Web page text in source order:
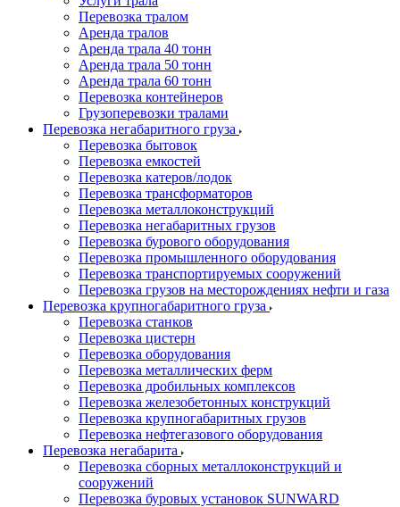
Перевозка тралом
Аренда тралов
Аренда трала 40 тонн
Аренда трала 50 тонн
Аренда трала 60 тонн
Перевозка контейнеров
Грузоперевозки тралами
Перевозка негабаритного груза
Перевозка бытовок
Перевозка емкостей
Перевозка катеров/лодок
Перевозка трансформаторов
Перевозка металлоконструкций
Перевозка негабаритных грузов
Перевозка бурового оборудования
Перевозка промышленного оборудования
Перевозка транспортируемых сооружений
Перевозка грузов на месторождениях нефти и газа
Перевозка крупногабаритного груза
Перевозка станков
Перевозка цистерн
Перевозка оборудования
Перевозка металлических ферм
Перевозка дробильных комплексов
Перевозка железобетонных конструкций
Перевозка крупногабаритных грузов
Перевозка нефтегазового оборудования
Перевозка негабарита
Перевозка сборных металлоконструкций и
сооружений
Перевозка буровых установок SUNWARD